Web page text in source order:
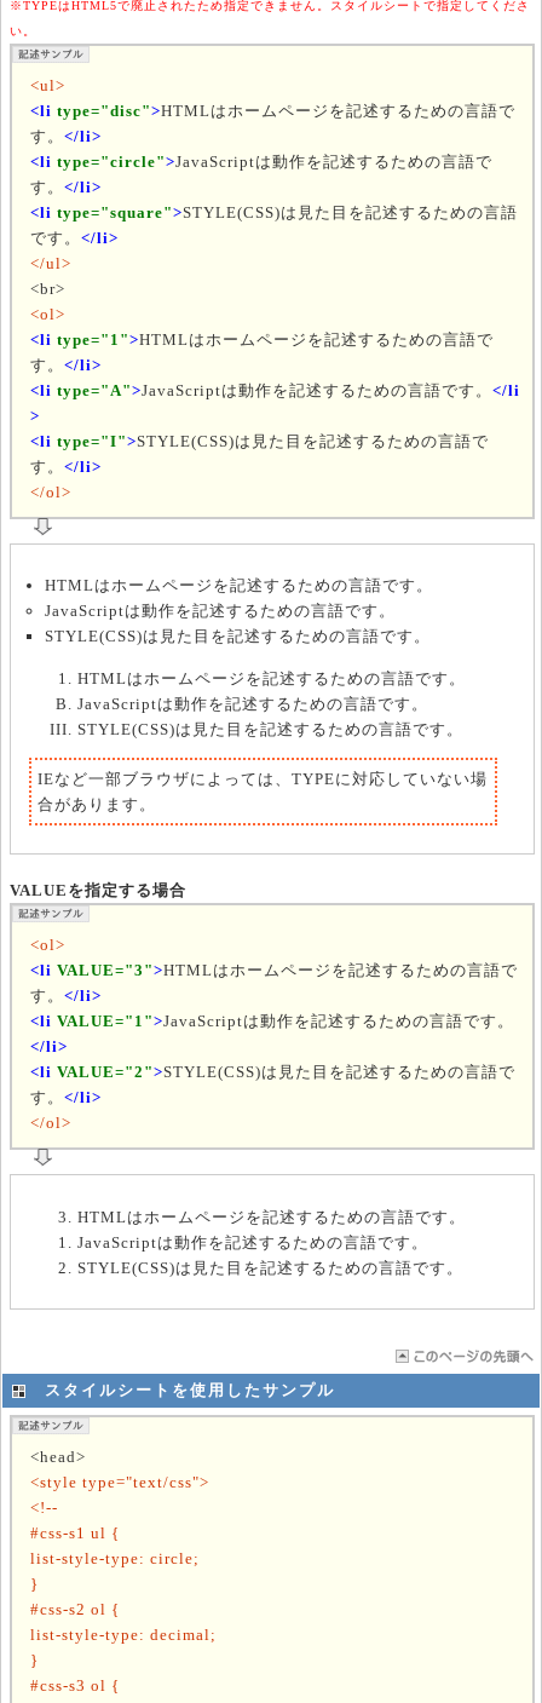
※TYPEはHTML5で廃止されたため指定できません。スタイルシートで指定してくださ
い。
<ul>
<li type="disc">HTMLはホームページを記述するための言語で
す。 </li>
<li type="circle">JavaScriptは動作を記述するための言語で
す。 </li>
<li type="square">STYLE(CSS)は見た目を記述するための言語
です。 </li>
</ul>
<br>
<ol>
<li type="1">HTMLはホームページを記述するための言語で
す。 </li>
<li type="A">JavaScriptは動作を記述するための言語です。 </li
>
<li type="I">STYLE(CSS)は見た目を記述するための言語で
す。 </li>
</ol>
HTMLはホームページを記述するための言語です。
JavaScriptは動作を記述するための言語です。
STYLE(CSS)は見た目を記述するための言語です。
HTMLはホームページを記述するための言語です。
JavaScriptは動作を記述するための言語です。
STYLE(CSS)は見た目を記述するための言語です。
IEなど一部ブラウザによっては、TYPEに対応していない場
合があります。
VALUEを指定する場合
<ol>
<li VALUE="3">HTMLはホームページを記述するための言語で
す。 </li>
<li VALUE="1">JavaScriptは動作を記述するための言語です。
</li>
<li VALUE="2">STYLE(CSS)は見た目を記述するための言語で
す。 </li>
</ol>
HTMLはホームページを記述するための言語です。
JavaScriptは動作を記述するための言語です。
STYLE(CSS)は見た目を記述するための言語です。
スタイルシートを使用したサンプル
<head>
<style type="text/css">
<!--
#css-s1 ul {
list-style-type: circle;
}
#css-s2 ol {
list-style-type: decimal;
}
#css-s3 ol {